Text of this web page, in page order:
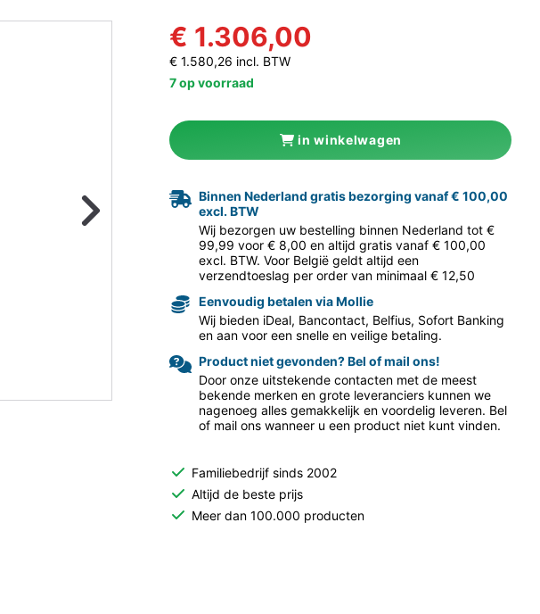
Naar volgende
€ 1.306,00
€ 1.580,26 incl. BTW
7 op voorraad
in winkelwagen
Binnen Nederland gratis bezorging vanaf € 100,00
excl. BTW
Wij bezorgen uw bestelling binnen Nederland tot €
99,99 voor € 8,00 en altijd gratis vanaf € 100,00
excl. BTW. Voor België geldt altijd een
verzendtoeslag per order van minimaal € 12,50
Eenvoudig betalen via Mollie
Wij bieden iDeal, Bancontact, Belfius, Sofort Banking
en aan voor een snelle en veilige betaling.
Product niet gevonden? Bel of mail ons!
Door onze uitstekende contacten met de meest
bekende merken en grote leveranciers kunnen we
nagenoeg alles gemakkelijk en voordelig leveren. Bel
of mail ons wanneer u een product niet kunt vinden.
Familiebedrijf sinds 2002
Altijd de beste prijs
Meer dan 100.000 producten